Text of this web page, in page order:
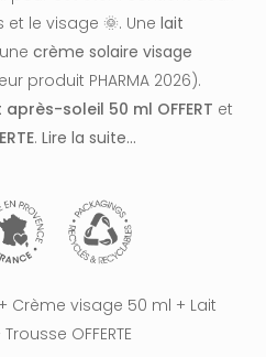
est :
36.85€.
et le visage 🌞. Une lait
crème solaire visage
produit PHARMA 2026).
soleil 50 ml OFFERT et
. Lire la suite…
Crème visage 50 ml + Lait
OFFERTE